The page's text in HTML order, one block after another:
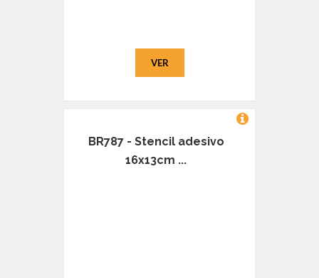
VER
BR787 - Stencil adesivo
16x13cm ...